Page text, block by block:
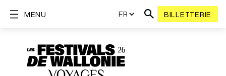
FR BILLETTERIE
MENU